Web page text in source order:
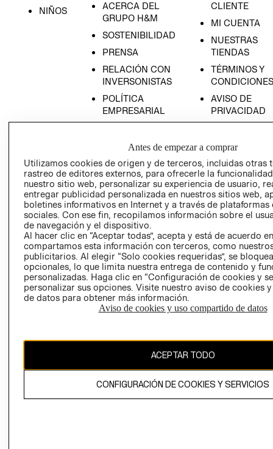
NIÑOS
ACERCA DEL
GRUPO H&M
SOSTENIBILIDAD
PRENSA
RELACIÓN CON
INVERSONISTAS
POLÍTICA
EMPRESARIAL
CLIENTE
MI CUENTA
NUESTRAS
TIENDAS
TÉRMINOS Y
CONDICIONES
AVISO DE
PRIVACIDAD
AVISO DE
LIBRO DE
Ecuador ($)
CAMBIAR REGIÓN
propiedad de H&M Hennes & Mauritz AB.
Antes de empezar a comprar
Utilizamos cookies de origen y de terceros, incluidas otras
rastreo de editores externos, para ofrecerle la
nuestro sitio web, personalizar su experiencia de usuario,
entregar publicidad personalizada en nuestros sitios web,
boletines informativos en Internet y a través de plataformas
sociales. Con ese fin, recopilamos información sobre el
de navegación y el dispositivo.
Al hacer clic en “Aceptar todas”, acepta y está de acuerdo
compartamos esta información con terceros, como
publicitarios. Al elegir “Solo cookies requeridas”, se
opcionales, lo que limita nuestra entrega de contenido y
personalizadas. Haga clic en “Configuración de cookies y
personalizar sus opciones. Visite nuestro aviso de cookies
de datos para obtener más información.
Aviso de cookies y uso compartido de datos
ACEPTAR TODO
CONFIGURACIÓN DE COOKIES Y SERVICIOS